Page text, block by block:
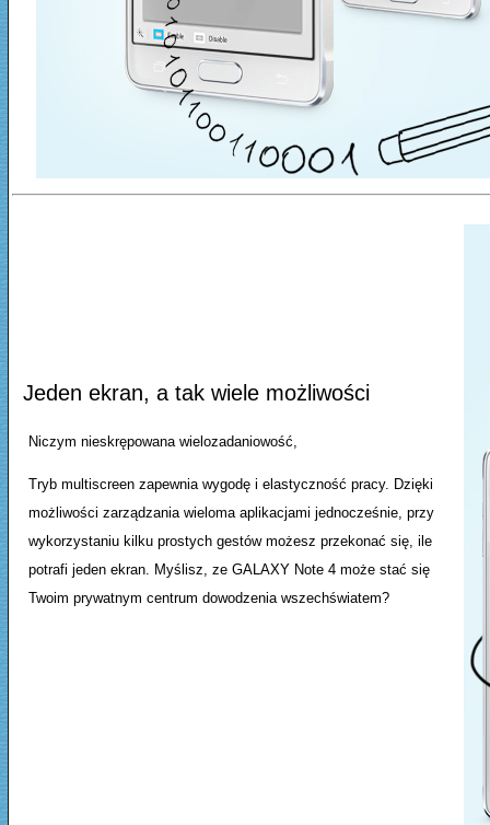
Jeden ekran, a tak wiele możliwości
Niczym nieskrępowana wielozadaniowość,
Tryb multiscreen zapewnia wygodę i elastyczność pracy. Dzięki
możliwości zarządzania wieloma aplikacjami jednocześnie, przy
wykorzystaniu kilku prostych gestów możesz przekonać się, ile
potrafi jeden ekran. Myślisz, ze GALAXY Note 4 może stać się
Twoim prywatnym centrum dowodzenia wszechświatem?